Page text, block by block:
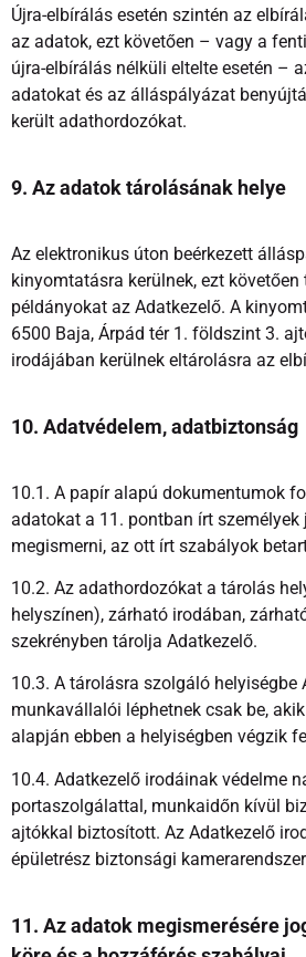
Újra-elbírálás esetén szintén az
az adatok, ezt követően – vagy a
újra-elbírálás nélküli eltelte esetén –
adatokat és az álláspályázat
került adathordozókat.
9. Az adatok tárolásának helye
Az elektronikus úton beérkezett
kinyomtatásra kerülnek, ezt
példányokat az Adatkezelő. A
6500 Baja, Árpád tér 1. földszint 3.
irodájában kerülnek eltárolásra az
10. Adatvédelem, adatbiztonság
10.1. A papír alapú dokumentumok
adatokat a 11. pontban írt
megismerni, az ott írt szabályok
10.2. Az adathordozókat a tárolás
helyszínen), zárható irodában,
szekrényben tárolja Adatkezelő.
10.3. A tárolásra szolgáló helyiségbe
munkavállalói léphetnek csak be,
alapján ebben a helyiségben végzik
10.4. Adatkezelő irodáinak védelme
portaszolgálattal, munkaidőn kívül
ajtókkal biztosított. Az Adatkezelő
épületrész biztonsági
11. Az adatok megismerésére